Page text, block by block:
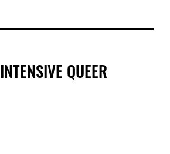
QUEER